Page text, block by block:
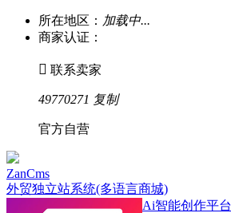
所在地区： 加载中...
商家认证：
 联系卖家
49770271 复制
官方自营
ZanCms
外贸独立站系统(多语言商城)
Ai智能创作平台